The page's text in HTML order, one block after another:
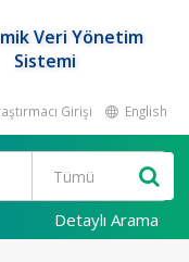
Veri Yönetim
Sistemi
Girişi English
Detaylı Arama